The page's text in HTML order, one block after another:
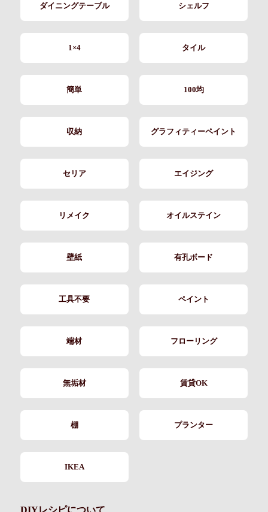
ダイニングテーブル シェルフ
1×4 タイル
簡単 100均
収納 グラフィティーペイント
セリア エイジング
リメイク オイルステイン
壁紙 有孔ボード
工具不要 ペイント
端材 フローリング
無垢材 賃貸OK
棚 プランター
IKEA
DIYレシピについて